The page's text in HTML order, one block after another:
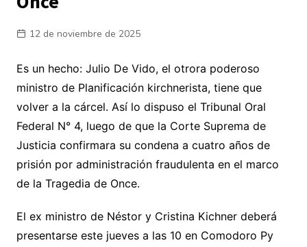
12 de noviembre de 2025
Es un hecho: Julio De Vido, el otrora poderoso
ministro de Planificación kirchnerista, tiene que
volver a la cárcel. Así lo dispuso el Tribunal Oral
Federal N° 4, luego de que la Corte Suprema de
Justicia confirmara su condena a cuatro años de
prisión por administración fraudulenta en el marco
de la Tragedia de Once.
El ex ministro de Néstor y Cristina Kichner deberá
presentarse este jueves a las 10 en Comodoro Py